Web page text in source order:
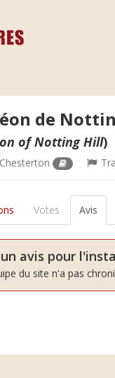
de
of Notting Hill)
Votes Avis
avis pour
du site n'a pas